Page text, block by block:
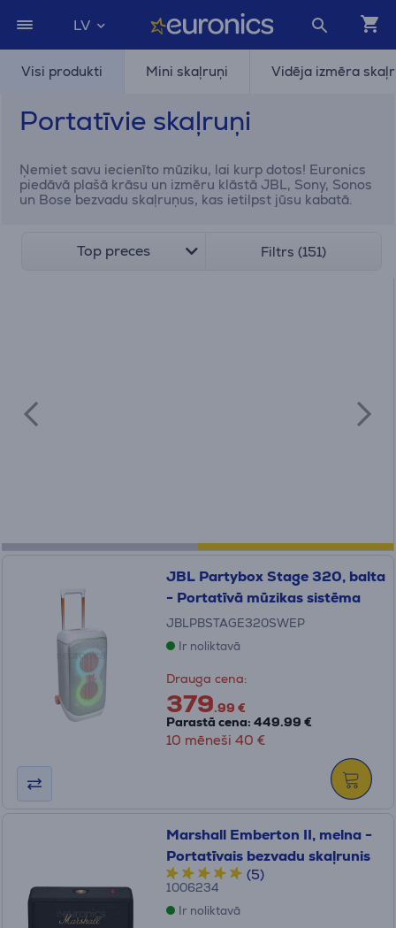
LV
Visi produkti Mini skaļruņi Vidēja izmēra
Portatīvie skaļruņi
Ņemiet savu iecienīto mūziku, lai kurp dotos! Euronics
piedāvā plašā krāsu un izmēru klāstā JBL, Sony, Sonos
un Bose bezvadu skaļruņus, kas ietilpst jūsu kabatā.
Top preces Filtrs (151)
JBL Partybox Stage 320, balta
- Portatīvā mūzikas sistēma
JBLPBSTAGE320SWEP
Ir noliktavā
Drauga cena:
379.99 €
Parastā cena: 449.99 €
10 mēneši 40 €
Marshall Emberton II, melna -
Portatīvais bezvadu skaļrunis
(5)
1006234
Ir noliktavā